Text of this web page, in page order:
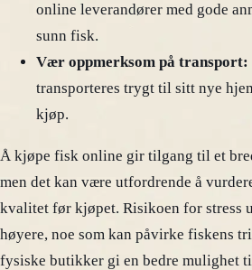
online leverandører med gode
sunn fisk.
Vær oppmerksom på transport:
transporteres trygt til sitt nye
kjøp.
Å kjøpe fisk online gir tilgang til et
men det kan være utfordrende å
kvalitet før kjøpet. Risikoen for stress
høyere, noe som kan påvirke fiskens
fysiske butikker gi en bedre mulighet